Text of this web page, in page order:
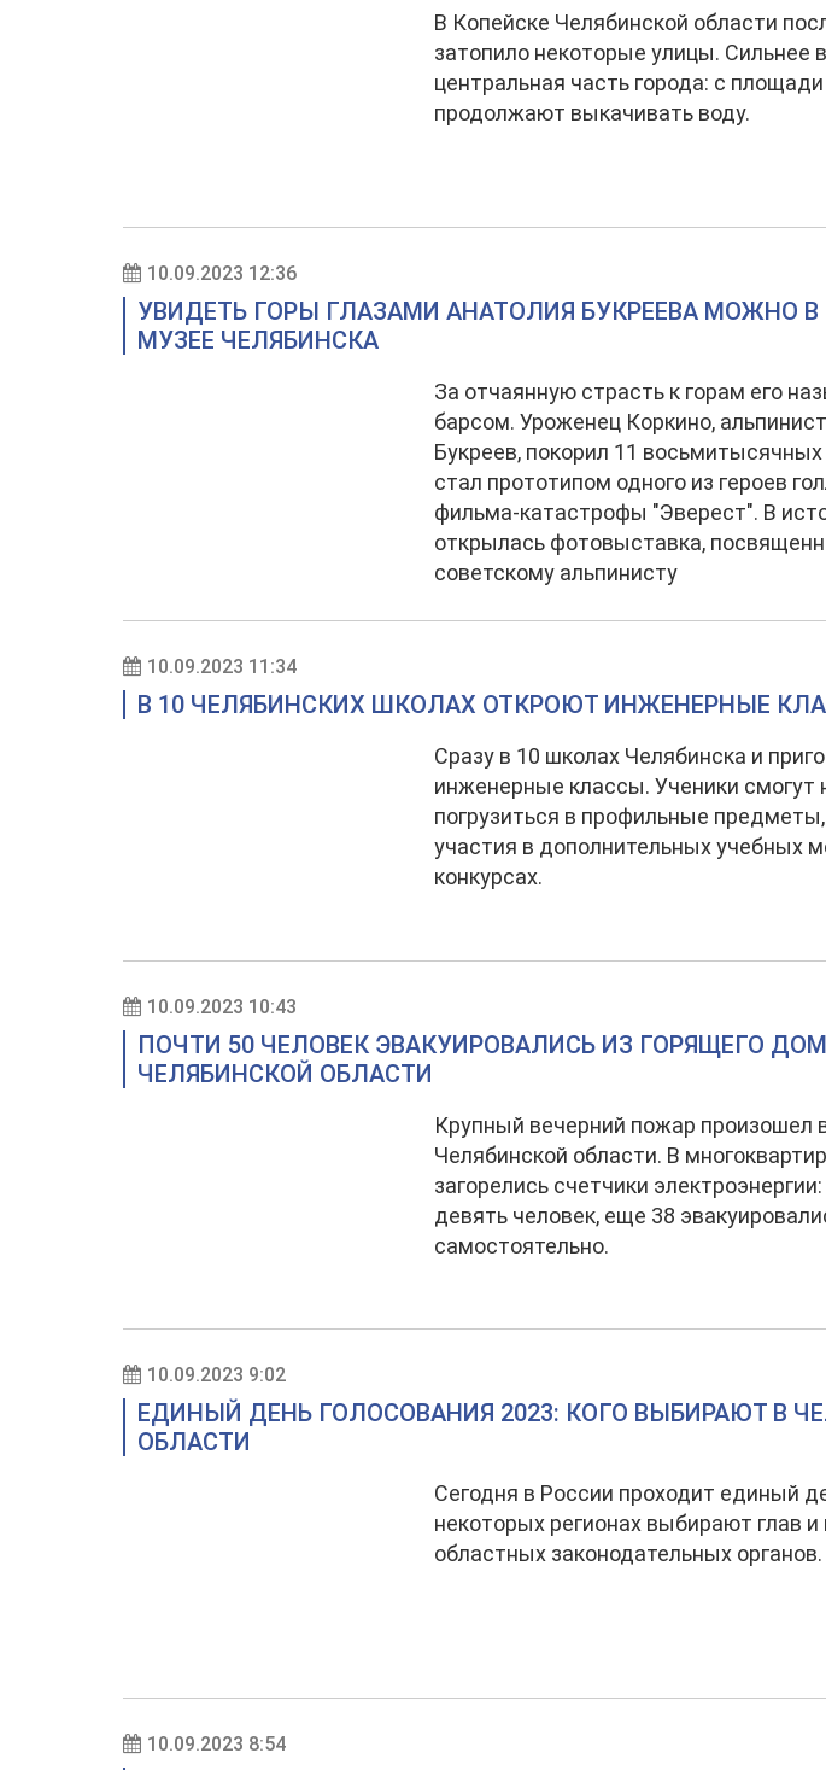
В Копейске Челябинской области
затопило некоторые улицы. Сильнее
центральная часть города: с
продолжают выкачивать воду.
10.09.2023 12:36
УВИДЕТЬ ГОРЫ ГЛАЗАМИ АНАТОЛИЯ БУКРЕЕВА МОЖНО
МУЗЕЕ ЧЕЛЯБИНСКА
За отчаянную страсть к горам его
барсом. Уроженец Коркино,
Букреев, покорил 11
стал прототипом одного из героев
фильма-катастрофы "Эверест". В
открылась фотовыставка,
советскому альпинисту
10.09.2023 11:34
В 10 ЧЕЛЯБИНСКИХ ШКОЛАХ ОТКРОЮТ ИНЖЕНЕРНЫЕ
Сразу в 10 школах Челябинска и
инженерные классы. Ученики смогут
погрузиться в профильные
участия в дополнительных учебных
конкурсах.
10.09.2023 10:43
ПОЧТИ 50 ЧЕЛОВЕК ЭВАКУИРОВАЛИСЬ ИЗ ГОРЯЩЕГО
ЧЕЛЯБИНСКОЙ ОБЛАСТИ
Крупный вечерний пожар произошел
Челябинской области. В
загорелись счетчики
девять человек, еще 38
самостоятельно.
10.09.2023 9:02
ЕДИНЫЙ ДЕНЬ ГОЛОСОВАНИЯ 2023: КОГО ВЫБИРАЮТ В
ОБЛАСТИ
Сегодня в России проходит единый
некоторых регионах выбирают глав
областных законодательных органов.
10.09.2023 8:54